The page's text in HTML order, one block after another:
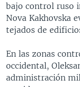
bajo control ruso
Nova Kakhovska
tejados de
En las zonas
occidental,
administración